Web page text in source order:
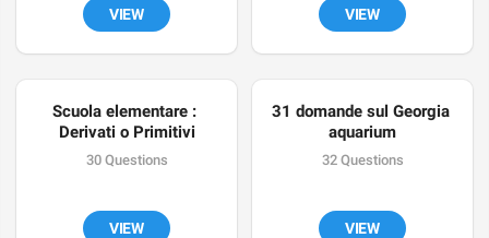
VIEW VIEW
Scuola elementare :
Derivati o Primitivi
30 Questions
VIEW
31 domande sul Georgia
aquarium
32 Questions
VIEW